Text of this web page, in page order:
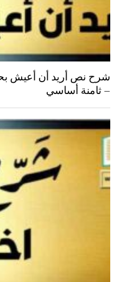
شرح نص أريد أن أعيش
– ثامنة أساسي